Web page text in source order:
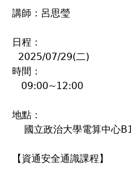
講師：呂思瑩
日程：
2025/07/29(二)
時間：
09:00~12:00
地點：
國立政治大學電算中心
【資通安全通識課程】